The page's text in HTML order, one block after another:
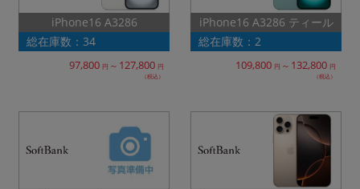
iPhone16 A3286
総在庫数：34
97,800 円 ～ 127,800 円
（税込）
iPhone16 A3286 ティール
総在庫数：2
109,800 円 ～ 132,800 円
（税込）
価格
円
発売日
年
年